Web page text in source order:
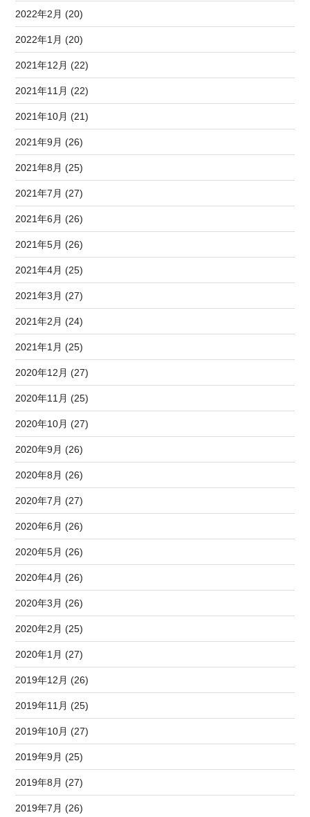
2022年2月 (20)
2022年1月 (20)
2021年12月 (22)
2021年11月 (22)
2021年10月 (21)
2021年9月 (26)
2021年8月 (25)
2021年7月 (27)
2021年6月 (26)
2021年5月 (26)
2021年4月 (25)
2021年3月 (27)
2021年2月 (24)
2021年1月 (25)
2020年12月 (27)
2020年11月 (25)
2020年10月 (27)
2020年9月 (26)
2020年8月 (26)
2020年7月 (27)
2020年6月 (26)
2020年5月 (26)
2020年4月 (26)
2020年3月 (26)
2020年2月 (25)
2020年1月 (27)
2019年12月 (26)
2019年11月 (25)
2019年10月 (27)
2019年9月 (25)
2019年8月 (27)
2019年7月 (26)